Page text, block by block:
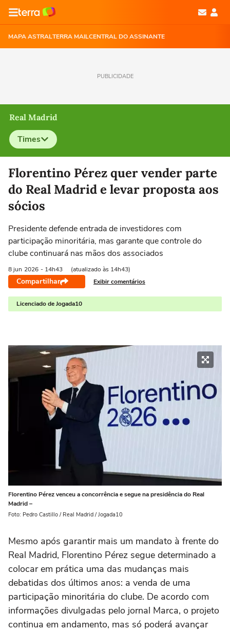
MAPA ASTRALTERRA MAILCENTRAL DO ASSINANTE
PUBLICIDADE
Real Madrid
Times
Selecione o time para ver as notícias
Florentino Pérez quer vender parte
do Real Madrid e levar proposta aos
sócios
Presidente defende entrada de investidores com
participação minoritária, mas garante que controle do
clube continuará nas mãos dos associados
8 jun 2026 - 14h43 (atualizado às 14h43)
Compartilhar Exibir comentários
Licenciado de Jogada10
Florentino Pérez venceu a concorrência e segue na presidência do Real
Madrid –
Foto: Pedro Castillo / Real Madrid / Jogada10
Mesmo após garantir mais um mandato à frente do
Real Madrid, Florentino Pérez segue determinado a
colocar em prática uma das mudanças mais
debatidas dos últimos anos: a venda de uma
participação minoritária do clube. De acordo com
informações divulgadas pelo jornal Marca, o projeto
continua em andamento, mas só poderá avançar